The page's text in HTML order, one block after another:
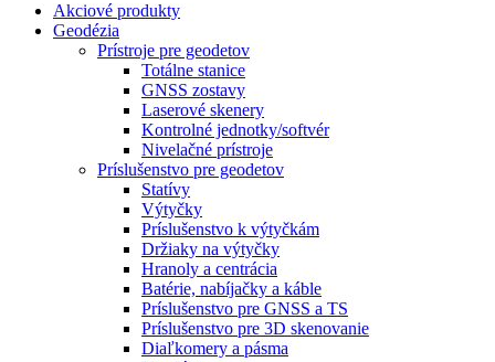
Akciové produkty
Geodézia
Prístroje pre geodetov
Totálne stanice
GNSS zostavy
Laserové skenery
Kontrolné jednotky/softvér
Nivelačné prístroje
Príslušenstvo pre geodetov
Statívy
Výtyčky
Príslušenstvo k výtyčkám
Držiaky na výtyčky
Hranoly a centrácia
Batérie, nabíjačky a káble
Príslušenstvo pre GNSS a TS
Príslušenstvo pre 3D skenovanie
Diaľkomery a pásma